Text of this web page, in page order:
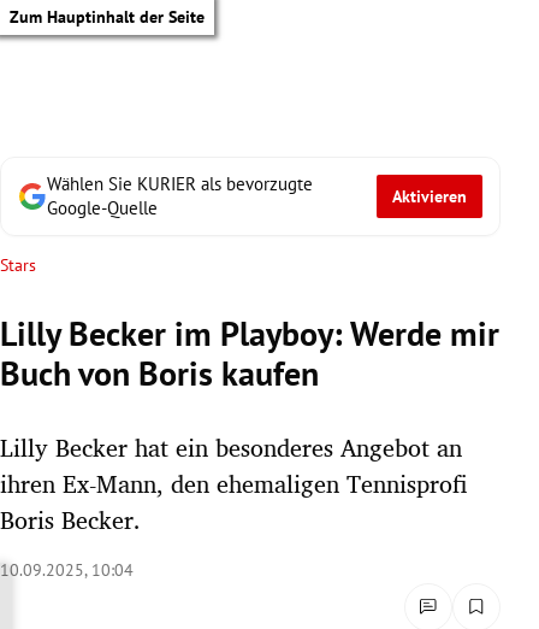
Zum Hauptinhalt der Seite
Untermenü
Untermenü
Wählen Sie KURIER als bevorzugte
Google-Quelle
Aktivieren
Stars
Lilly Becker im Playboy: Werde mir
Buch von Boris kaufen
Lilly Becker hat ein besonderes Angebot an
ihren Ex-Mann, den ehemaligen Tennisprofi
Boris Becker.
10.09.2025, 10:04